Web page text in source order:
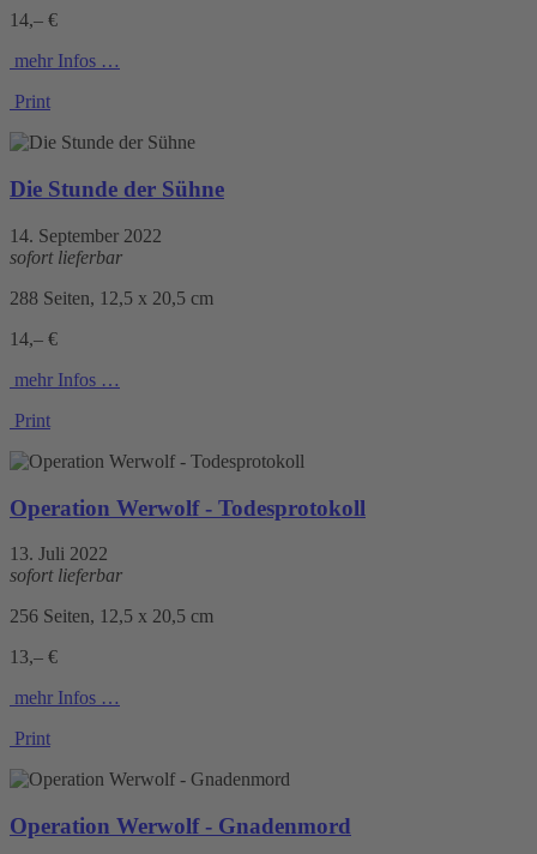
14,– €
mehr Infos …
Print
Die Stunde der Sühne
14. September 2022
sofort lieferbar
288 Seiten, 12,5 x 20,5 cm
14,– €
mehr Infos …
Print
Operation Werwolf - Todesprotokoll
13. Juli 2022
sofort lieferbar
256 Seiten, 12,5 x 20,5 cm
13,– €
mehr Infos …
Print
Operation Werwolf - Gnadenmord